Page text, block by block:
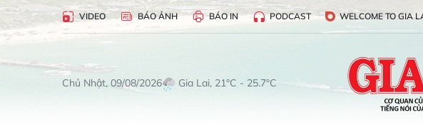
VIDEO BÁO ẢNH BÁO IN PODCAST WELCOME TO GIA
Chủ Nhật, 09/08/2026 Gia Lai, 21°C - 25.7°C